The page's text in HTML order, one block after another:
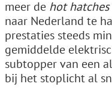
meer de hot hatches
naar Nederland te
prestaties steeds
gemiddelde
subtopper van een
bij het stoplicht al